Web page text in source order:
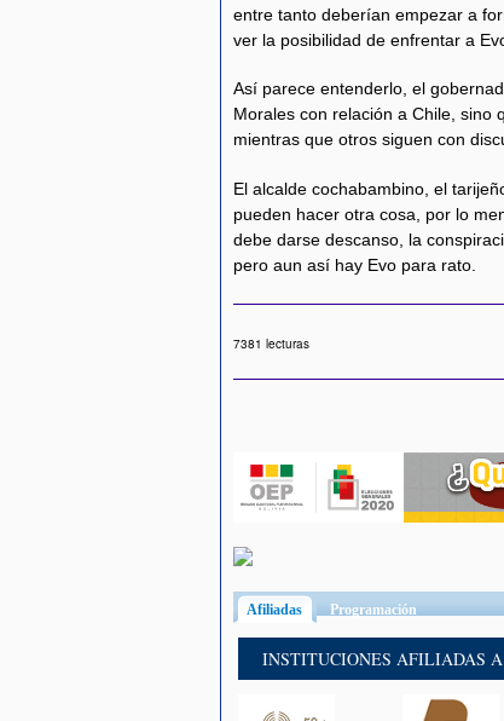
entre tanto deberían empezar a
ver la posibilidad de enfrentar a
Así parece entenderlo, el
Morales con relación a Chile, sino
mientras que otros siguen con
El alcalde cochabambino, el
pueden hacer otra cosa, por lo
debe darse descanso, la
pero aun así hay Evo para rato.
7381 lecturas
Afiliadas (solapa activa)
Programación
INSTITUCIONES AFILIADAS